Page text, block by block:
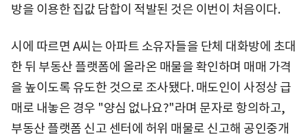
방을 이용한 집값 담합이 적발된 것은 이번이 처음이다.
시에 따르면 A씨는 아파트 소유자들을 단체 대화방에 초대
한 뒤 부동산 플랫폼에 올라온 매물을 확인하며 매매 가격
을 높이도록 유도한 것으로 조사됐다. 매도인이 사정상 급
매로 내놓은 경우 "양심 없나요?"라며 문자로 항의하고,
부동산 플랫폼 신고 센터에 허위 매물로 신고해 공인중개